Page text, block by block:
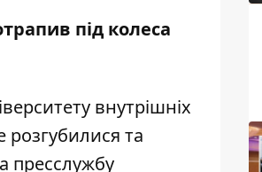
під колеса
внутрішніх
розгубилися та
пресслужбу